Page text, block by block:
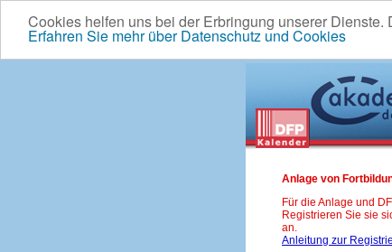
Cookies helfen uns bei der Erbringung unserer
Erfahren Sie mehr über Datenschutz und Cookies
Anlage von
Für die Anlage und
Registrieren Sie sie
an.
Anleitung zur